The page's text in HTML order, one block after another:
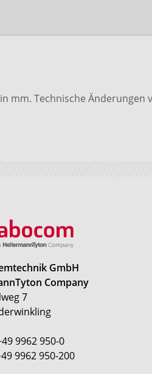
mm. Technische Änderungen
GmbH
Company
7
9962 950-0
9962 950-200